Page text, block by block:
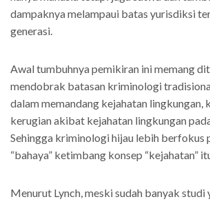
dampaknya melampaui batas yurisdiksi
generasi.
Awal tumbuhnya pemikiran ini memang
mendobrak batasan kriminologi
dalam memandang kejahatan lingkungan,
kerugian akibat kejahatan lingkungan
Sehingga kriminologi hijau lebih berfokus
“bahaya” ketimbang konsep “kejahatan”
Menurut Lynch, meski sudah banyak studi